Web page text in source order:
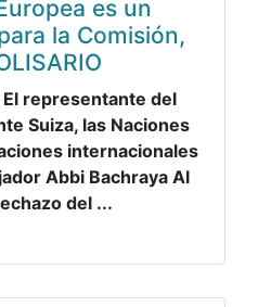
es un
la Comisión,
El representante del
Suiza, las Naciones
internacionales
Abbi Bachraya Al
del ...